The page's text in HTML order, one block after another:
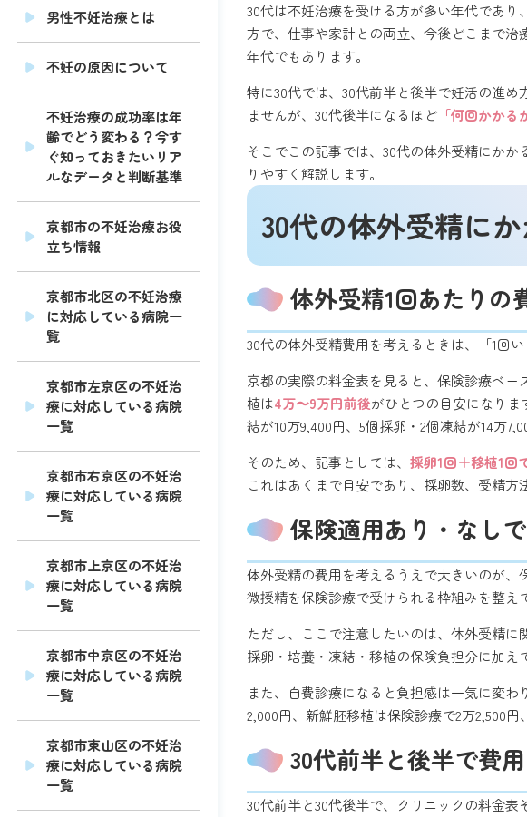
男性不妊治療とは
不妊の原因について
不妊治療の成功率は年
齢でどう変わる？今す
ぐ知っておきたいリア
ルなデータと判断基準
京都市の不妊治療お役
立ち情報
京都市北区の不妊治療
に対応している病院一
覧
京都市左京区の不妊治
療に対応している病院
一覧
京都市右京区の不妊治
療に対応している病院
一覧
京都市上京区の不妊治
療に対応している病院
一覧
京都市中京区の不妊治
療に対応している病院
一覧
京都市東山区の不妊治
療に対応している病院
一覧
30代は不妊治療を受ける方が多い年代であ
方で、仕事や家計との両立、今後どこまで
年代でもあります。
特に30代では、30代前半と後半で妊活の進
ませんが、30代後半になるほど 「何回かか
そこでこの記事では、30代の体外受精にか
りやすく解説します。
30代の体外受精に
体外受精1回あたりの
30代の体外受精費用を考えるときは、「1回
京都の実際の料金表を見ると、保険診療ベ
植は4万〜9万円前後がひとつの目安になりま
結が10万9,400円、5個採卵・2個凍結が14万
そのため、記事としては、 採卵1回＋移植1回
これはあくまで目安であり、採卵数、受精方
保険適用あり・なし
体外受精の費用を考えるうえで大きいのが
微授精を保険診療で受けられる枠組みを整え
ただし、ここで注意したいのは、体外受精に
採卵・培養・凍結・移植の保険負担分に加え
また、自費診療になると負担感は一気に変
2,000円、新鮮胚移植は保険診療で2万2,500
30代前半と後半で費
30代前半と30代後半で、クリニックの料金